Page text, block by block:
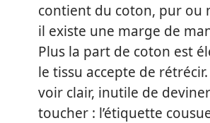
contient du coton, pur ou
il existe une marge de
Plus la part de coton est
le tissu accepte de
voir clair, inutile de
toucher : l’étiquette